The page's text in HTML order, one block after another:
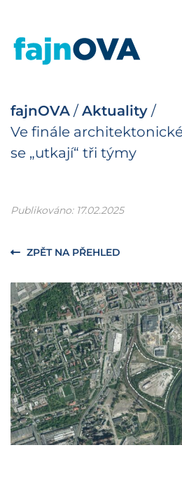
fajnOVA / Aktuality /
Ve finále
se „utkají“ tři týmy
Publikováno: 17.02.2025
ZPĚT NA PŘEHLED